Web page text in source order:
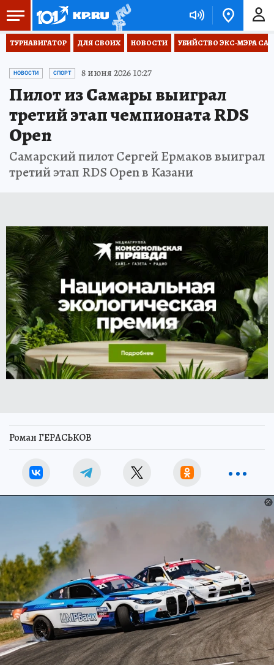
ТУРНАВИГАТОР ДЛЯ СВОИХ НОВОСТИ УБИЙСТВО ЭКС-МЭРА
НОВОСТИ СПОРТ 8 июня 2026 10:27
Пилот из Самары выиграл
третий этап чемпионата RDS
Open
Самарский пилот Сергей Ермаков выиграл
третий этап RDS Open в Казани
Роман ГЕРАСЬКОВ